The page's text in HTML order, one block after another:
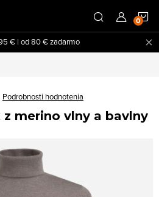
€ | od 80 € zadarmo
Podrobnosti hodnotenia
merino vlny a bavlny